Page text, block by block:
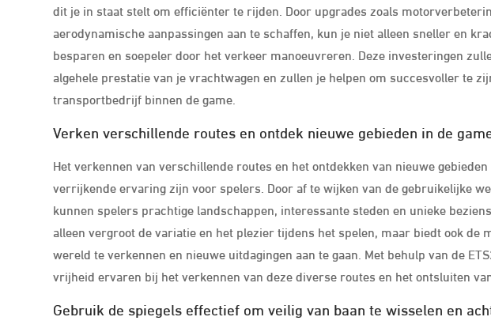
dit je in staat stelt om efficiënter te rijden. Door upgrades zoals
aerodynamische aanpassingen aan te schaffen, kun je niet alleen sneller en
besparen en soepeler door het verkeer manoeuvreren. Deze investeringen
algehele prestatie van je vrachtwagen en zullen je helpen om succesvoller te
transportbedrijf binnen de game.
Verken verschillende routes en ontdek nieuwe gebieden in de
Het verkennen van verschillende routes en het ontdekken van nieuwe
verrijkende ervaring zijn voor spelers. Door af te wijken van de gebruikelijke
kunnen spelers prachtige landschappen, interessante steden en unieke
alleen vergroot de variatie en het plezier tijdens het spelen, maar biedt ook de
wereld te verkennen en nieuwe uitdagingen aan te gaan. Met behulp van de
vrijheid ervaren bij het verkennen van deze diverse routes en het ontsluiten
Gebruik de spiegels effectief om veilig van baan te wisselen en